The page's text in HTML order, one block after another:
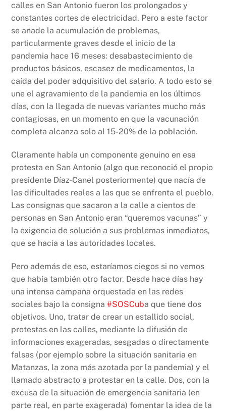
calles en San Antonio fueron los prolongados y
constantes cortes de electricidad. Pero a este factor
se añade la acumulación de problemas,
particularmente graves desde el inicio de la
pandemia hace 16 meses: desabastecimiento de
productos básicos, escasez de medicamentos, la
caída del poder adquisitivo del salario. A todo esto se
une el agravamiento de la pandemia en los últimos
días, con la llegada de nuevas variantes mucho más
contagiosas, en un momento en que la vacunación
completa alcanza solo al 15-20% de la población.
Claramente había un componente genuino en esa
protesta en San Antonio (algo que reconoció el propio
presidente Díaz-Canel posteriormente) que nacía de
las dificultades reales a las que se enfrenta el pueblo.
Las consignas que sacaron a la calle a cientos de
personas en San Antonio eran “queremos vacunas” y
la exigencia de solución a sus problemas inmediatos,
que se hacía a las autoridades locales.
Pero además de eso, estaríamos ciegos si no vemos
que había también otro factor. Desde hace días hay
una intensa campaña orquestada en las redes
sociales bajo la consigna #SOSCuba que tiene dos
objetivos. Uno, tratar de crear un estallido social,
protestas en las calles, mediante la difusión de
informaciones exageradas, sesgadas o directamente
falsas (por ejemplo sobre la situación sanitaria en
Matanzas, la zona más azotada por la pandemia) y el
llamado abstracto a protestar en la calle. Dos, con la
excusa de la situación de emergencia sanitaria (en
parte real, en parte exagerada) fomentar la idea de la